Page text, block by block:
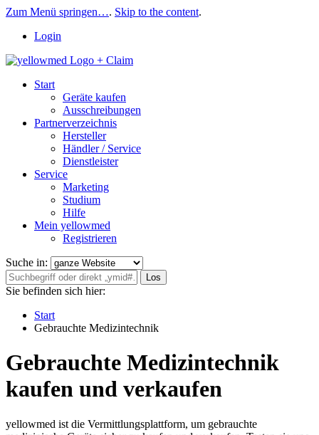
Zum Menü springen…. Skip to the content.
Login
Start
Geräte kaufen
Ausschreibungen
Partnerverzeichnis
Hersteller
Händler / Service
Dienstleister
Service
Marketing
Studium
Hilfe
Mein yellowmed
Registrieren
Suche in:
Los
Sie befinden sich hier:
Start
Gebrauchte Medizintechnik
Gebrauchte Medizintechnik
kaufen und verkaufen
yellowmed ist die Vermittlungsplattform, um gebrauchte